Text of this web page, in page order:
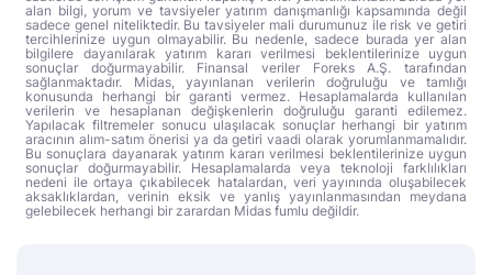
alan bilgi, yorum ve tavsiyeler yatırım danışmanlığı kapsamında değil
sadece genel niteliktedir. Bu tavsiyeler mali durumunuz ile risk ve getiri
tercihlerinize uygun olmayabilir. Bu nedenle, sadece burada yer alan
bilgilere dayanılarak yatırım kararı verilmesi beklentilerinize uygun
sonuçlar doğurmayabilir. Finansal veriler Foreks A.Ş. tarafından
sağlanmaktadır. Midas, yayınlanan verilerin doğruluğu ve tamlığı
konusunda herhangi bir garanti vermez. Hesaplamalarda kullanılan
verilerin ve hesaplanan değişkenlerin doğruluğu garanti edilemez.
Yapılacak filtremeler sonucu ulaşılacak sonuçlar herhangi bir yatırım
aracının alım-satım önerisi ya da getiri vaadi olarak yorumlanmamalıdır.
Bu sonuçlara dayanarak yatırım kararı verilmesi beklentilerinize uygun
sonuçlar doğurmayabilir. Hesaplamalarda veya teknoloji farklılıkları
nedeni ile ortaya çıkabilecek hatalardan, veri yayınında oluşabilecek
aksaklıklardan, verinin eksik ve yanlış yayınlanmasından meydana
gelebilecek herhangi bir zarardan Midas fumlu değildir.